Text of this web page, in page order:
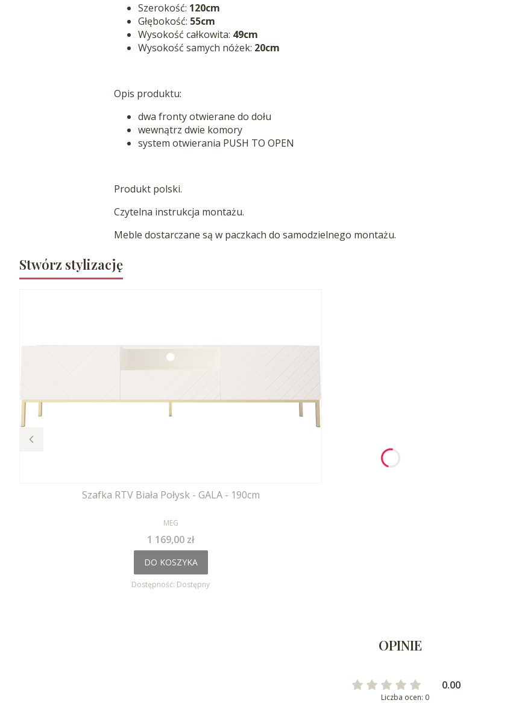
Szerokość: 120cm
Głębokość: 55cm
Wysokość całkowita: 49cm
Wysokość samych nóżek: 20cm
Opis produktu:
dwa fronty otwierane do dołu
wewnątrz dwie komory
system otwierania PUSH TO OPEN
Produkt polski.
Czytelna instrukcja montażu.
Meble dostarczane są w paczkach do samodzielnego montażu.
Stwórz stylizację
Szafka RTV Biała Połysk - GALA - 190cm
PRODUCENT
MEG
Cena
1 169,00 zł
DO KOSZYKA
Dostępność: Dostępny
OPINIE
0.00
Liczba ocen: 0